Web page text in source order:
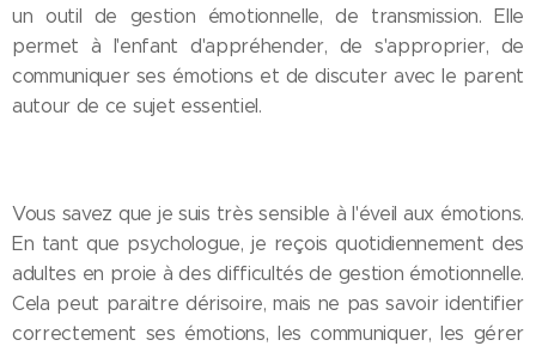
un outil de gestion émotionnelle, de transmission. Elle
permet à l'enfant d'appréhender, de s'approprier, de
communiquer ses émotions et de discuter avec le parent
autour de ce sujet essentiel.
Vous savez que je suis très sensible à l'éveil aux émotions.
En tant que psychologue, je reçois quotidiennement des
adultes en proie à des difficultés de gestion émotionnelle.
Cela peut paraitre dérisoire, mais ne pas savoir identifier
correctement ses émotions, les communiquer, les gérer